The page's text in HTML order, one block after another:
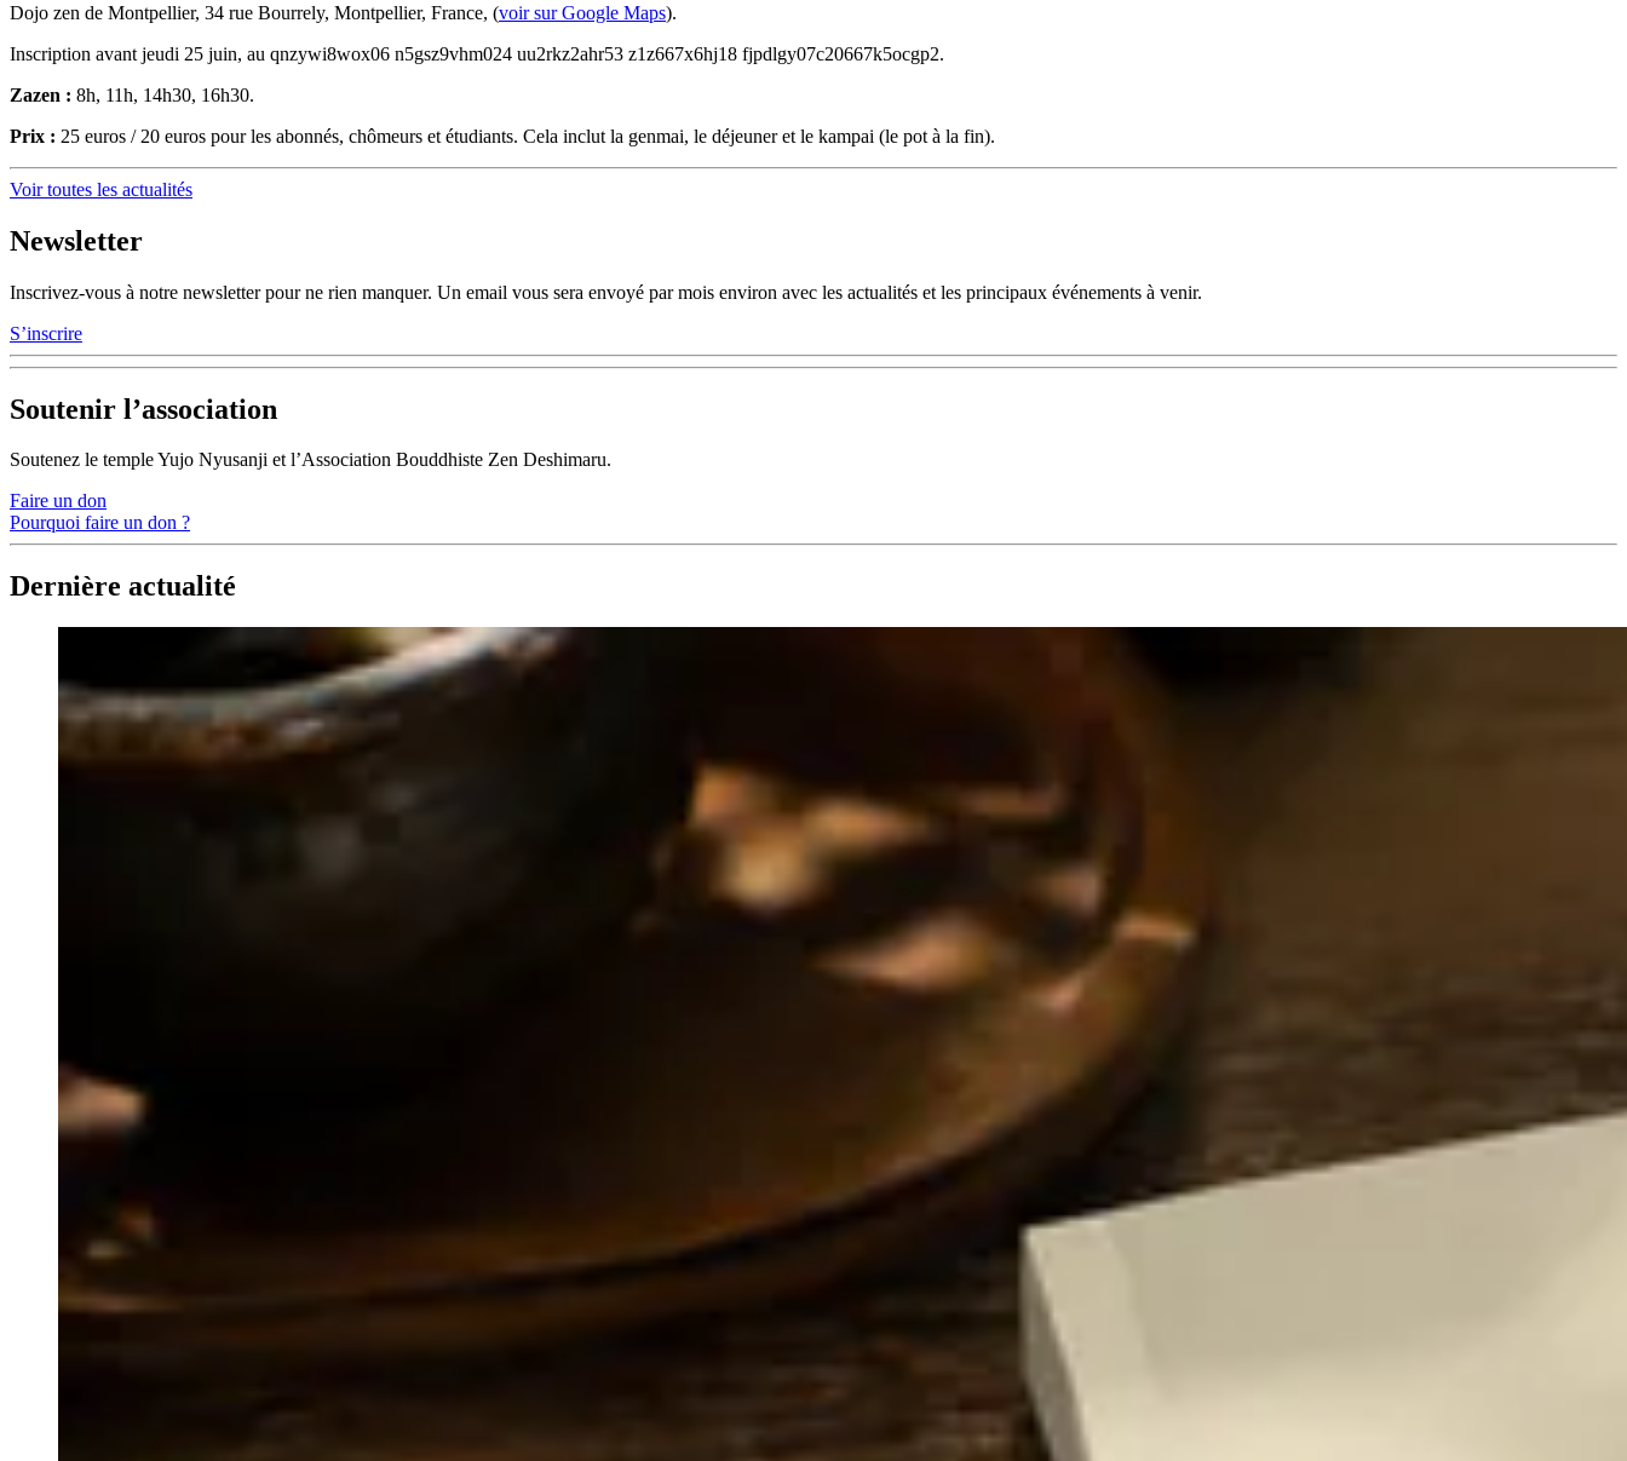
Dojo zen de Montpellier, 34 rue Bourrely, Montpellier, France, (voir sur Google Maps).
Inscription avant jeudi 25 juin, au qnzywi8wox06 n5gsz9vhm024 uu2rkz2ahr53 z1z667x6hj18 fjpdlgy07c20667k5ocgp2.
Zazen : 8h, 11h, 14h30, 16h30.
Prix : 25 euros / 20 euros pour les abonnés, chômeurs et étudiants. Cela inclut la genmai, le déjeuner et le kampai (le pot à la fin).
Voir toutes les actualités
Newsletter
Inscrivez-vous à notre newsletter pour ne rien manquer. Un email vous sera envoyé par mois environ avec les actualités et les principaux événements à venir.
S’inscrire
Soutenir l’association
Soutenez le temple Yujo Nyusanji et l’Association Bouddhiste Zen Deshimaru.
Faire un don
Pourquoi faire un don ?
Dernière actualité